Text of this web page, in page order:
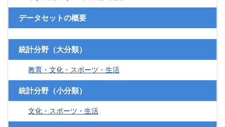
データセットの概要
統計分野（大分類）
教育・文化・スポーツ・生活
統計分野（小分類）
文化・スポーツ・生活